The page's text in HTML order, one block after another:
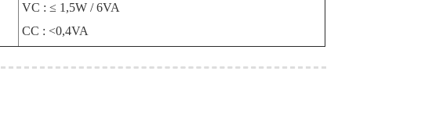
VC : ≤ 1,5W / 6VA
CC : <0,4VA